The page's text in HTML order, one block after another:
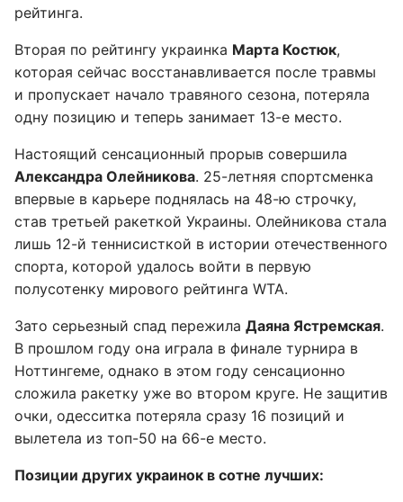
рейтинга.
Вторая по рейтингу украинка Марта Костюк,
которая сейчас восстанавливается после травмы
и пропускает начало травяного сезона, потеряла
одну позицию и теперь занимает 13-е место.
Настоящий сенсационный прорыв совершила
Александра Олейникова. 25-летняя спортсменка
впервые в карьере поднялась на 48-ю строчку,
став третьей ракеткой Украины. Олейникова стала
лишь 12-й теннисисткой в истории отечественного
спорта, которой удалось войти в первую
полусотенку мирового рейтинга WTA.
Зато серьезный спад пережила Даяна Ястремская.
В прошлом году она играла в финале турнира в
Ноттингеме, однако в этом году сенсационно
сложила ракетку уже во втором круге. Не защитив
очки, одесситка потеряла сразу 16 позиций и
вылетела из топ-50 на 66-е место.
Позиции других украинок в сотне лучших: